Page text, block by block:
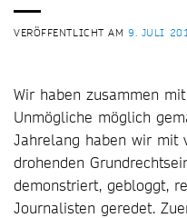
VERÖFFENTLICHT AM9. JULI
Wir haben zusammen
Unmögliche möglich
Jahrelang haben wir mit
drohenden
demonstriert, gebloggt,
Journalisten geredet.